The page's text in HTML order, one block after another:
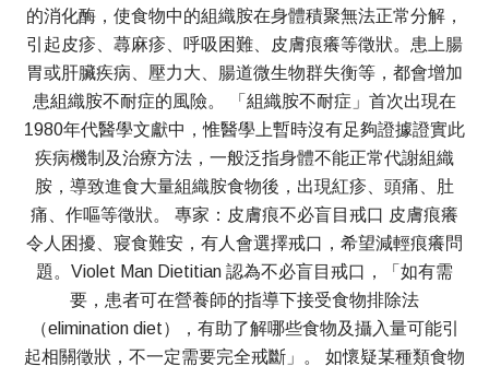
的消化酶，使食物中的組織胺在身體積聚無法正常分解，
引起皮疹、蕁麻疹、呼吸困難、皮膚痕癢等徵狀。患上腸
胃或肝臟疾病、壓力大、腸道微生物群失衡等，都會增加
患組織胺不耐症的風險。 「組織胺不耐症」首次出現在
1980年代醫學文獻中，惟醫學上暫時沒有足夠證據證實此
疾病機制及治療方法，一般泛指身體不能正常代謝組織
胺，導致進食大量組織胺食物後，出現紅疹、頭痛、肚
痛、作嘔等徵狀。 專家：皮膚痕不必盲目戒口 皮膚痕癢
令人困擾、寢食難安，有人會選擇戒口，希望減輕痕癢問
題。Violet Man Dietitian 認為不必盲目戒口，「如有需
要，患者可在營養師的指導下接受食物排除法
（elimination diet），有助了解哪些食物及攝入量可能引
起相關徵狀，不一定需要完全戒斷」。 如懷疑某種類食物